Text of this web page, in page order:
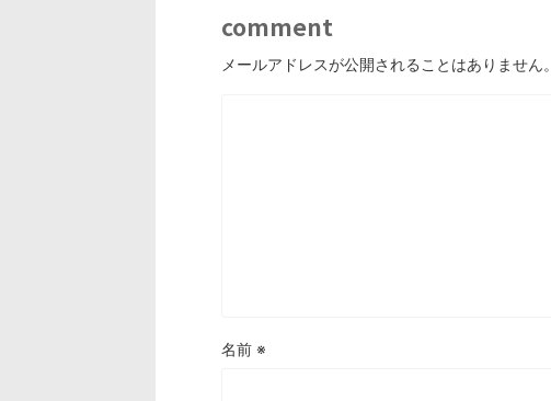
comment
メールアドレスが公開されることはありません。
名前 ※